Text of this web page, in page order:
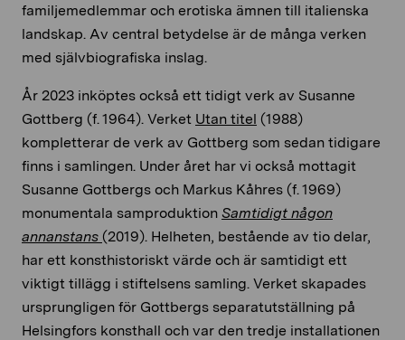
familjemedlemmar och erotiska ämnen till italienska
landskap. Av central betydelse är de många verken
med självbiografiska inslag.
År 2023 inköptes också ett tidigt verk av Susanne
Gottberg (f. 1964). Verket Utan titel (1988)
kompletterar de verk av Gottberg som sedan tidigare
finns i samlingen. Under året har vi också mottagit
Susanne Gottbergs och Markus Kåhres (f. 1969)
monumentala samproduktion Samtidigt någon
annanstans (2019). Helheten, bestående av tio delar,
har ett konsthistoriskt värde och är samtidigt ett
viktigt tillägg i stiftelsens samling. Verket skapades
ursprungligen för Gottbergs separatutställning på
Helsingfors konsthall och var den tredje installationen